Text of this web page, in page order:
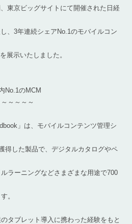
東京ビッグサイトにて開催された日経
、3年連続シェアNo.1のモバイルコン
展示いたしました。
No.1のMCM
～～～～
」は、モバイルコンテンツ管理シ
得した製品で、デジタルカタログやペ
ラーニングなどさまざまな用途で700
。
タブレット導入に携わった経験をもと